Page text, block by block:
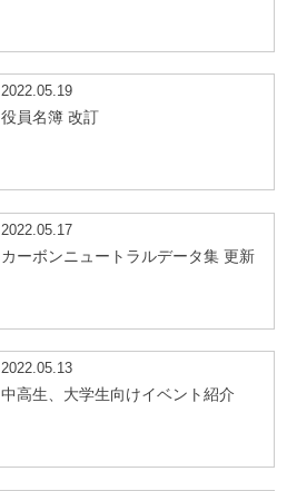
2022.05.19
役員名簿 改訂
2022.05.17
カーボンニュートラルデータ集 更新
2022.05.13
中高生、大学生向けイベント紹介